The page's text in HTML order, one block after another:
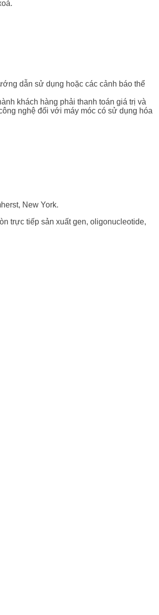
dẫn sử dụng hoặc các cảnh báo thể
khách hàng phải thanh toán giá trị và
nghệ đối với máy móc có sử dụng hóa
New York.
trực tiếp sản xuất gen, oligonucleotide,